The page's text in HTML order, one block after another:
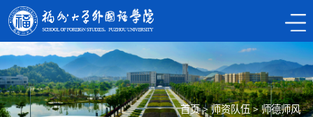
首页>师资队伍>师德师风